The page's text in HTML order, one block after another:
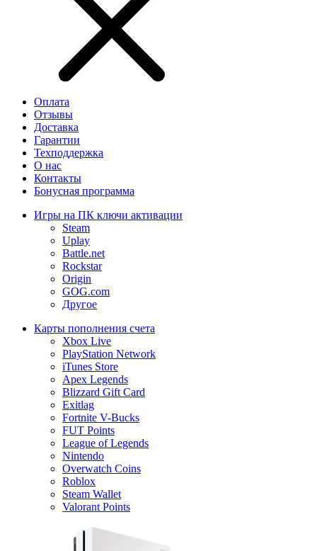
Оплата
Отзывы
Доставка
Гарантии
Техподдержка
О нас
Контакты
Бонусная программа
Игры на ПК ключи активации
Steam
Uplay
Battle.net
Rockstar
Origin
GOG.com
Другое
Карты пополнения счета
Xbox Live
PlayStation Network
iTunes Store
Apex Legends
Blizzard Gift Card
Exitlag
Fortnite V-Bucks
FUT Points
League of Legends
Nintendo
Overwatch Coins
Roblox
Steam Wallet
Valorant Points